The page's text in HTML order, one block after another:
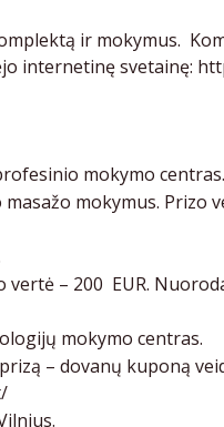
ir mokymus.
internetinę svetainę:
mokymo centras.
mokymus. Prizo
vertė – 200 EUR.
mokymo centras.
– dovanų kuponą